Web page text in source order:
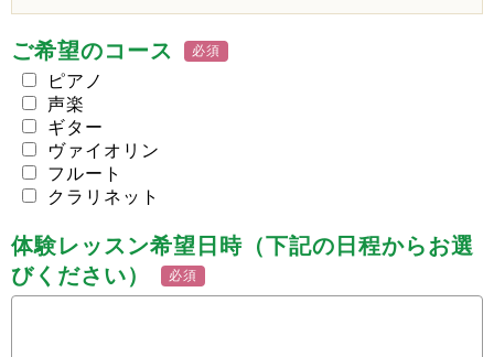
ご希望のコース 必須
ピアノ
声楽
ギター
ヴァイオリン
フルート
クラリネット
体験レッスン希望日時（下記の日程からお選
びください）
必須